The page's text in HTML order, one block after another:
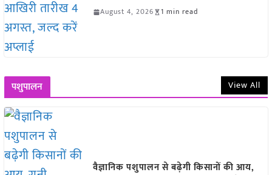
August 4, 2026 1 min read
पशुपालन View All
वैज्ञानिक पशुपालन से बढ़ेगी किसानों की आय,